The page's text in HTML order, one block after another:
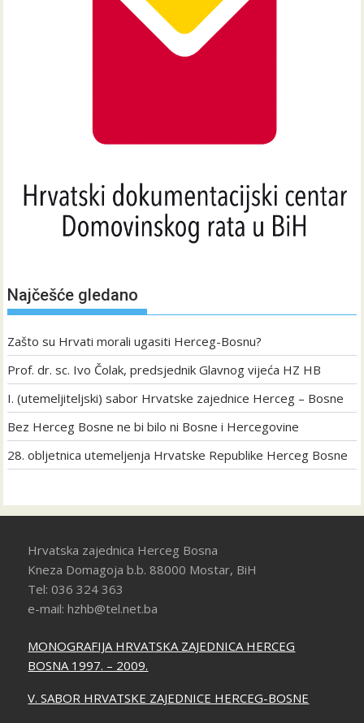
Najčešće gledano
Zašto su Hrvati morali ugasiti Herceg-Bosnu?
Prof. dr. sc. Ivo Čolak, predsjednik Glavnog vijeća HZ HB
I. (utemeljiteljski) sabor Hrvatske zajednice Herceg – Bosne
Bez Herceg Bosne ne bi bilo ni Bosne i Hercegovine
28. obljetnica utemeljenja Hrvatske Republike Herceg Bosne
Hrvatska zajednica Herceg Bosna
Kneza Domagoja b.b. 88000 Mostar, BiH
Tel: 036 324 363
e-mail: hzhb@tel.net.ba
MONOGRAFIJA HRVATSKA ZAJEDNICA HERCEG
BOSNA 1997. – 2009.
V. SABOR HRVATSKE ZAJEDNICE HERCEG-BOSNE